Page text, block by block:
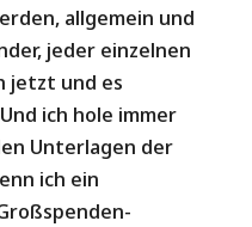
allgemein und
jeder einzelnen
jetzt und es
ich hole immer
Unterlagen der
ich ein